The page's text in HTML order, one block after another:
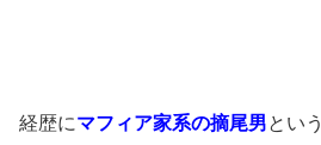
経歴にマフィア家系の摘尾男という